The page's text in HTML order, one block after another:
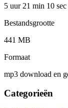
5 uur 21 min 10 sec
Bestandsgrootte
441 MB
Formaat
mp3 download en
Categorieën